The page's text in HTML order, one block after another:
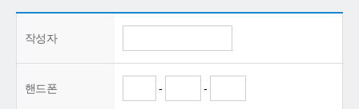
작성자
핸드폰 - -